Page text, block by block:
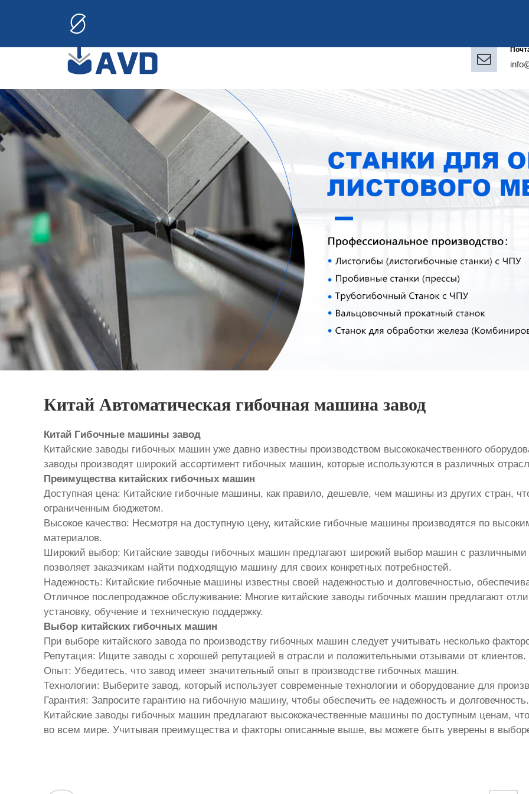
Китай Автоматическая гибочная машина завод
Китай Гибочные машины завод
Китайские заводы гибочных машин уже давно известны производством высококачественного
заводы производят широкий ассортимент гибочных машин, которые используются в различных
Преимущества китайских гибочных машин
Доступная цена: Китайские гибочные машины, как правило, дешевле, чем машины из других стран,
ограниченным бюджетом.
Высокое качество: Несмотря на доступную цену, китайские гибочные машины производятся по
материалов.
Широкий выбор: Китайские заводы гибочных машин предлагают широкий выбор машин с различными
позволяет заказчикам найти подходящую машину для своих конкретных потребностей.
Надежность: Китайские гибочные машины известны своей надежностью и долговечностью,
Отличное послепродажное обслуживание: Многие китайские заводы гибочных машин предлагают
установку, обучение и техническую поддержку.
Выбор китайских гибочных машин
При выборе китайского завода по производству гибочных машин следует учитывать несколько
Репутация: Ищите заводы с хорошей репутацией в отрасли и положительными отзывами от клиентов.
Опыт: Убедитесь, что завод имеет значительный опыт в производстве гибочных машин.
Технологии: Выберите завод, который использует современные технологии и оборудование для
Гарантия: Запросите гарантию на гибочную машину, чтобы обеспечить ее надежность и долговечность.
Китайские заводы гибочных машин предлагают высококачественные машины по доступным ценам,
во всем мире. Учитывая преимущества и факторы описанные выше, вы можете быть уверены в